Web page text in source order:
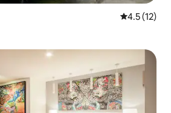
평점 4.5점
4.5 (12)